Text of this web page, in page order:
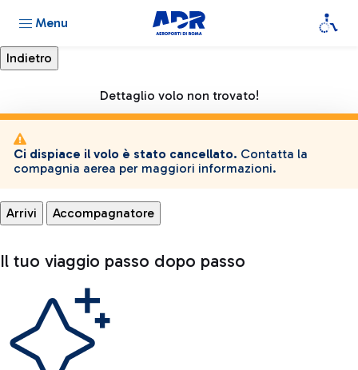
Menu
Dettaglio volo non trovato!
Ci dispiace il volo è stato cancellato. Contatta la
compagnia aerea per maggiori informazioni.
Arrivi Accompagnatore
Il tuo viaggio passo dopo passo